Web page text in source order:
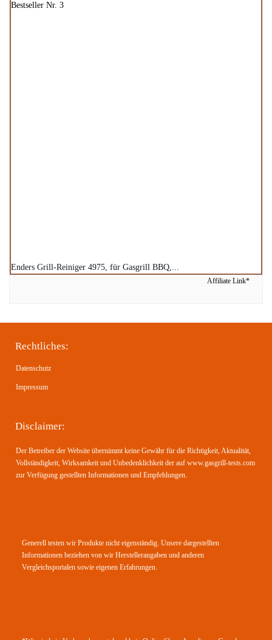
Bestseller Nr. 3
Enders Grill-Reiniger 4975, für Gasgrill BBQ,...
Rechtliches:
Datenschutz
Impressum
Disclaimer:
Der Betreiber der Website übernimmt keine Gewähr für die Richtigkeit, Aktualität,
Vollständigkeit, Wirksamkeit und Unbedenklichkeit der auf www.gasgrill-tests.com
zur Verfügung gestellten Informationen und Empfehlungen.
Generell testen wir Produkte nicht eigenständig. Unsere dargestellten
Informationen beziehen von wir Herstellerangaben und anderen
Vergleichsportalen sowie eigenen Erfahrungen.